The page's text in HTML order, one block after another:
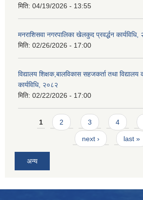
मिति: 04/19/2026 - 13:55
मनराशिसवा नगरपालिका खेलकुद प्रवर्द्धन
मिति: 02/26/2026 - 17:00
विद्यालय शिक्षक,बालविकास सहजकर्ता तथा विद्यालय
कार्यविधि, २०८२
मिति: 02/22/2026 - 17:00
Pages
1 2 3 4
next › last »
अन्य